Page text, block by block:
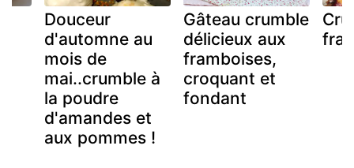
Douceur
d'automne au
mois de
mai..crumble à
la poudre
d'amandes et
aux pommes !
Gâteau crumble
délicieux aux
framboises,
croquant et
fondant